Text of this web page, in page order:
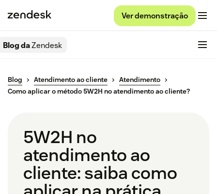
Ver demonstração
Blog daZendesk
Blog Atendimento ao cliente
Atendimento
Como aplicar o método 5W2H no atendimento ao cliente?
5W2H no
atendimento ao
cliente: saiba como